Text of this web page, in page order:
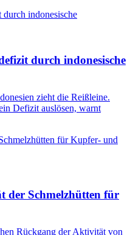
durch indonesische
zieht die Reißleine.
Defizit auslösen, warnt
der Schmelzhütten für
Rückgang der Aktivität von